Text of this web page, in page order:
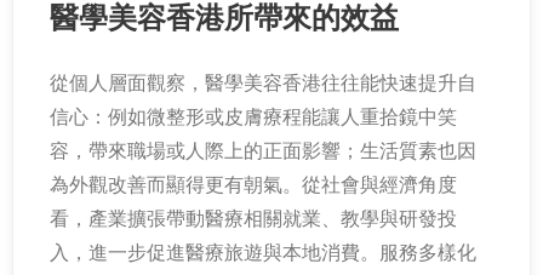
醫學美容香港所帶來的效益
從個人層面觀察，醫學美容香港往往能快速提升自
信心：例如微整形或皮膚療程能讓人重拾鏡中笑
容，帶來職場或人際上的正面影響；生活質素也因
為外觀改善而顯得更有朝氣。從社會與經濟角度
看，產業擴張帶動醫療相關就業、教學與研發投
入，進一步促進醫療旅遊與本地消費。服務多樣化